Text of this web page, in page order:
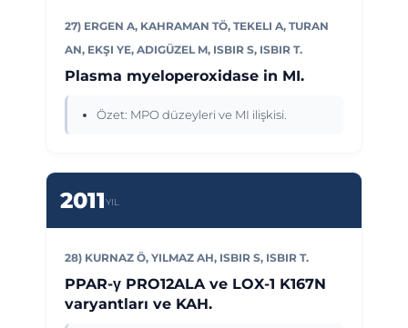
27) ERGEN A, KAHRAMAN TÖ, TEKELI A, TURAN
AN, EKŞI YE, ADIGÜZEL M, ISBIR S, ISBIR T.
Plasma myeloperoxidase in MI.
Özet: MPO düzeyleri ve MI ilişkisi.
2011YIL
28) KURNAZ Ö, YILMAZ AH, ISBIR S, ISBIR T.
PPAR-γ PRO12ALA ve LOX-1 K167N
varyantları ve KAH.